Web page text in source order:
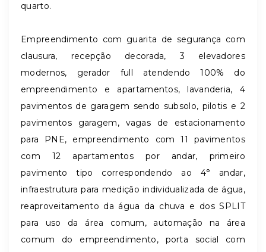
quarto.
Empreendimento com guarita de segurança com
clausura, recepção decorada, 3 elevadores
modernos, gerador full atendendo 100% do
empreendimento e apartamentos, lavanderia, 4
pavimentos de garagem sendo subsolo, pilotis e 2
pavimentos garagem, vagas de estacionamento
para PNE, empreendimento com 11 pavimentos
com 12 apartamentos por andar, primeiro
pavimento tipo correspondendo ao 4° andar,
infraestrutura para medição individualizada de água,
reaproveitamento da água da chuva e dos SPLIT
para uso da área comum, automação na área
comum do empreendimento, porta social com